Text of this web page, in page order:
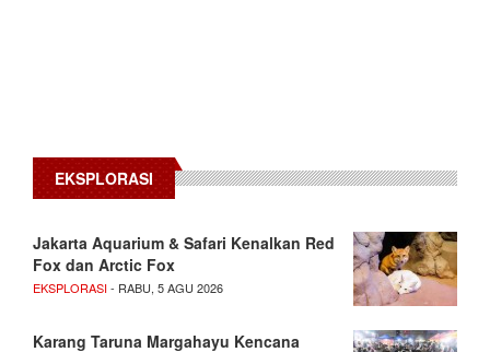
EKSPLORASI
Jakarta Aquarium & Safari Kenalkan Red
Fox dan Arctic Fox
EKSPLORASI- RABU, 5 AGU 2026
Karang Taruna Margahayu Kencana